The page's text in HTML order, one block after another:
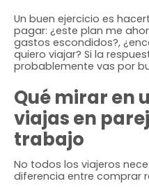
Un buen ejercicio es
pagar: ¿este plan me
gastos escondidos?,
quiero viajar? Si la
probablemente vas por
Qué mirar en
viajas en
trabajo
No todos los viajeros
diferencia entre comprar